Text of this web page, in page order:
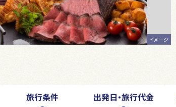
イメージ
旅行条件 出発日・旅行代金